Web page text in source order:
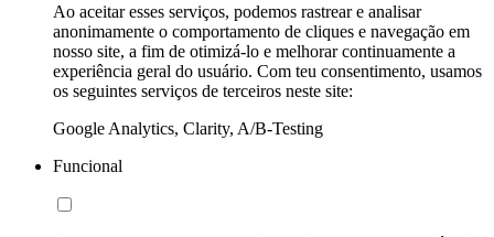
Ao aceitar esses serviços, podemos rastrear e analisar
anonimamente o comportamento de cliques e navegação em
nosso site, a fim de otimizá-lo e melhorar continuamente a
experiência geral do usuário. Com teu consentimento, usamos
os seguintes serviços de terceiros neste site:
Google Analytics, Clarity, A/B-Testing
Funcional